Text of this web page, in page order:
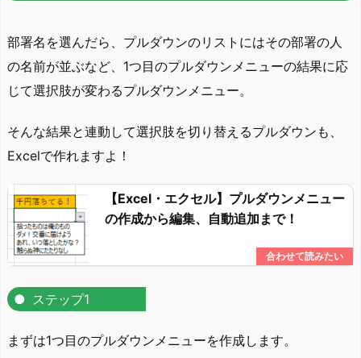
部署名を選んだら、プルダウンのリストにはその部署の人
の名前が並ぶなど、1つ目のプルダウンメニューの結果に応
じて選択肢が変わるプルダウンメニュー。
そんな結果と連動して選択肢を切り替えるプルダウンも、
Excelで作れますよ！
【Excel・エクセル】プルダウンメニュー
の作成から編集、自動追加まで！
ステップ1
まずは1つ目のプルダウンメニューを作成します。